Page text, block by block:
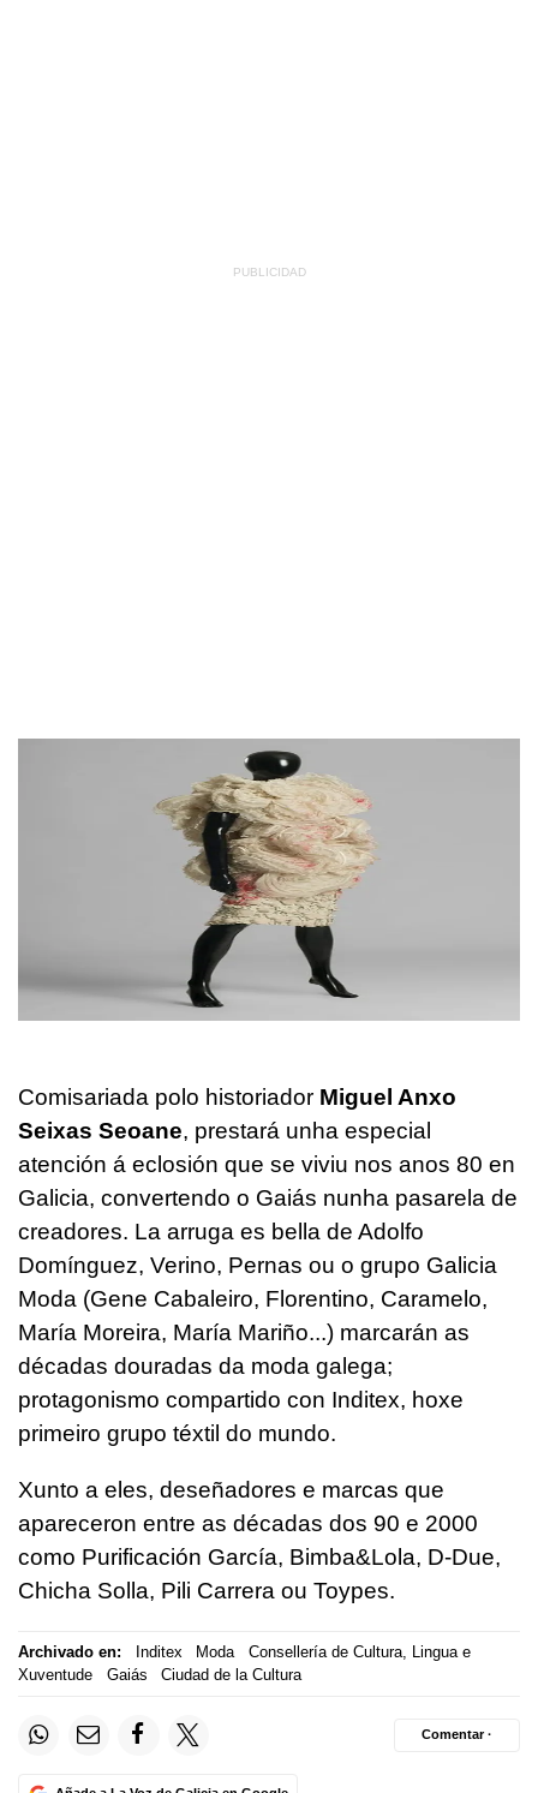
Comisariada polo historiador Miguel Anxo
Seixas Seoane, prestará unha especial
atención á eclosión que se viviu nos anos 80 en
Galicia, convertendo o Gaiás nunha pasarela de
creadores. La arruga es bella de Adolfo
Domínguez, Verino, Pernas ou o grupo Galicia
Moda (Gene Cabaleiro, Florentino, Caramelo,
María Moreira, María Mariño...) marcarán as
décadas douradas da moda galega;
protagonismo compartido con Inditex, hoxe
primeiro grupo téxtil do mundo.
Xunto a eles, deseñadores e marcas que
apareceron entre as décadas dos 90 e 2000
como Purificación García, Bimba&Lola, D-Due,
Chicha Solla, Pili Carrera ou Toypes.
Archivado en: Inditex Moda
Consellería de Cultura, Lingua e
Xuventude
Gaiás Ciudad de la Cultura
Comentar ·